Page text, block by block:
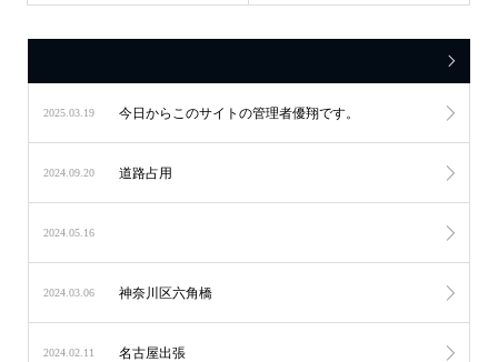
2025.03.19 今日からこのサイトの管理者優翔です。
2024.09.20 道路占用
2024.05.16
2024.03.06 神奈川区六角橋
2024.02.11 名古屋出張